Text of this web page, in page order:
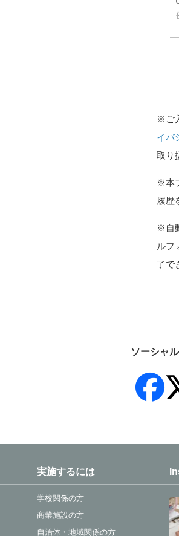
※ご
イバ
取り
※本
履歴
※自
ルフ
了で
ソーシャ
実施するには
学校関係の方
商業施設の方
自治体・地域関係の方